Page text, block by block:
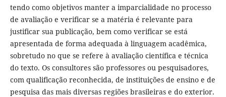
tendo como objetivos manter a imparcialidade no processo
de avaliação e verificar se a matéria é relevante para
justificar sua publicação, bem como verificar se está
apresentada de forma adequada à linguagem acadêmica,
sobretudo no que se refere à avaliação científica e técnica
do texto. Os consultores são professores ou pesquisadores,
com qualificação reconhecida, de instituições de ensino e de
pesquisa das mais diversas regiões brasileiras e do exterior.